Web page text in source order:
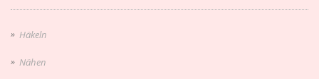
Häkeln
Nähen